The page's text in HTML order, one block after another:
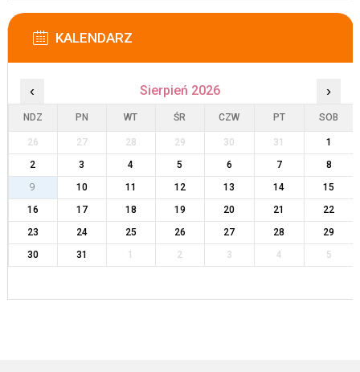
KALENDARZ
‹ Sierpień 2026 ›
NDZ PN WT ŚR CZW PT SOB
26 27 28 29 30 31
1
2
3 4 5 6 7
8
9
10 11 12 13 14
15
16
17 18 19 20 21
22
23
24 25 26 27 28
29
30
31 1 2 3 4 5